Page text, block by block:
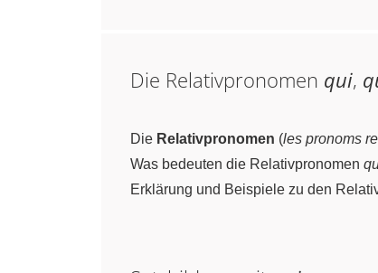
Die Relativpronomen qui,
Die Relativpronomen (les pronoms
Was bedeuten die Relativpronomen
Erklärung und Beispiele zu den